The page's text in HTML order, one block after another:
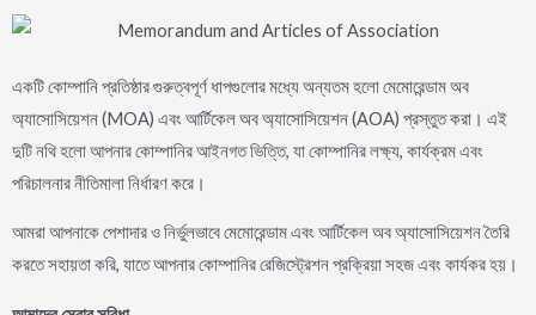
একটি কোম্পানি প্রতিষ্ঠার গুরুত্বপূর্ণ ধাপগুলোর মধ্যে অন্যতম হলো মেমোরেন্ডাম অব
অ্যাসোসিয়েশন (MOA) এবং আর্টিকেল অব অ্যাসোসিয়েশন (AOA) প্রস্তুত করা। এই
দুটি নথি হলো আপনার কোম্পানির আইনগত ভিত্তি, যা কোম্পানির লক্ষ্য, কার্যক্রম এবং
পরিচালনার নীতিমালা নির্ধারণ করে।
আমরা আপনাকে পেশাদার ও নির্ভুলভাবে মেমোরেন্ডাম এবং আর্টিকেল অব অ্যাসোসিয়েশন তৈরি
করতে সহায়তা করি, যাতে আপনার কোম্পানির রেজিস্ট্রেশন প্রক্রিয়া সহজ এবং কার্যকর হয়।